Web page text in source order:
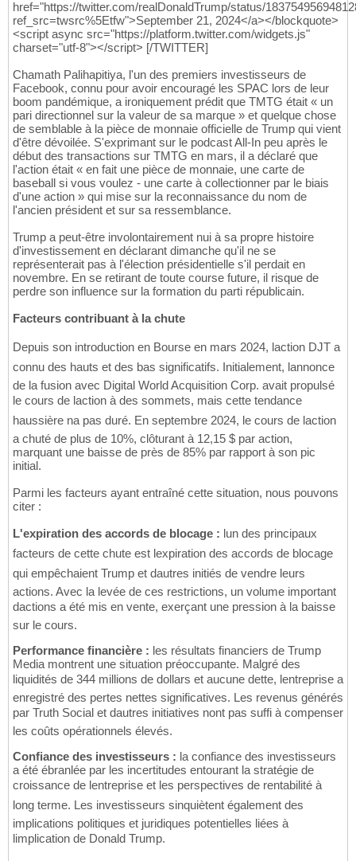
href="https://twitter.com/realDonaldTrump/status/
ref_src=twsrc%5Etfw">September 21, 2024</a></blockquote>
<script async src="https://platform.twitter.com/widgets.js"
charset="utf-8"></script> [/TWITTER]
Chamath Palihapitiya, l'un des premiers investisseurs de
Facebook, connu pour avoir encouragé les SPAC lors de leur
boom pandémique, a ironiquement prédit que TMTG était « un
pari directionnel sur la valeur de sa marque » et quelque chose
de semblable à la pièce de monnaie officielle de Trump qui vient
d'être dévoilée. S'exprimant sur le podcast All-In peu après le
début des transactions sur TMTG en mars, il a déclaré que
l'action était « en fait une pièce de monnaie, une carte de
baseball si vous voulez - une carte à collectionner par le biais
d'une action » qui mise sur la reconnaissance du nom de
l'ancien président et sur sa ressemblance.
Trump a peut-être involontairement nui à sa propre histoire
d'investissement en déclarant dimanche qu'il ne se
représenterait pas à l'élection présidentielle s'il perdait en
novembre. En se retirant de toute course future, il risque de
perdre son influence sur la formation du parti républicain.
Facteurs contribuant à la chute
Depuis son introduction en Bourse en mars 2024, laction DJT a
connu des hauts et des bas significatifs. Initialement, lannonce
de la fusion avec Digital World Acquisition Corp. avait propulsé
le cours de laction à des sommets, mais cette tendance
haussière na pas duré. En septembre 2024, le cours de laction
a chuté de plus de 10%, clôturant à 12,15 $ par action,
marquant une baisse de près de 85% par rapport à son pic
initial.
Parmi les facteurs ayant entraîné cette situation, nous pouvons
citer :
L'expiration des accords de blocage : lun des principaux
facteurs de cette chute est lexpiration des accords de blocage
qui empêchaient Trump et dautres initiés de vendre leurs
actions. Avec la levée de ces restrictions, un volume important
dactions a été mis en vente, exerçant une pression à la baisse
sur le cours.
Performance financière : les résultats financiers de Trump
Media montrent une situation préoccupante. Malgré des
liquidités de 344 millions de dollars et aucune dette, lentreprise a
enregistré des pertes nettes significatives. Les revenus générés
par Truth Social et dautres initiatives nont pas suffi à compenser
les coûts opérationnels élevés.
Confiance des investisseurs : la confiance des investisseurs
a été ébranlée par les incertitudes entourant la stratégie de
croissance de lentreprise et les perspectives de rentabilité à
long terme. Les investisseurs sinquiètent également des
implications politiques et juridiques potentielles liées à
limplication de Donald Trump.